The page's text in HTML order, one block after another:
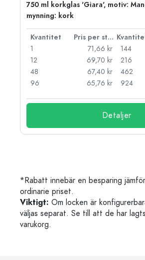
750 ml korkglas 'Giara', motiv:
mynning: kork
Kvantitet Pris per styck
1
71,66 kr
12
69,70 kr
48
67,40 kr
96
65,76 kr
144
216
462
924
Detaljer
*Rabatt innebär en besparing
ordinarie priset.
Viktigt: Om locken är
väljas separat. Se till att de har
varukorg.